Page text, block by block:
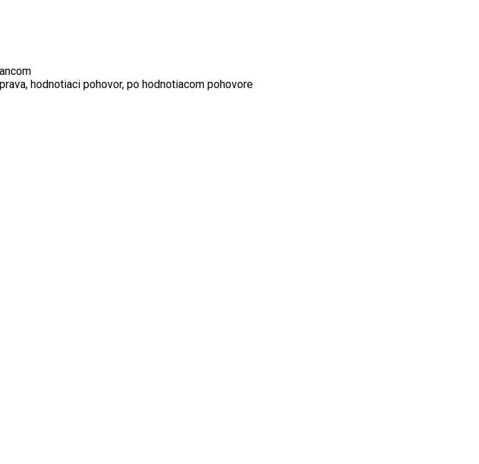
hodnotiaci pohovor, po hodnotiacom pohovore